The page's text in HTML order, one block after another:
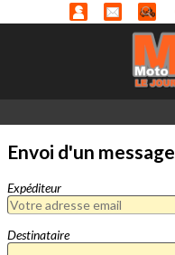
Envoi d'un message
Expéditeur
Destinataire